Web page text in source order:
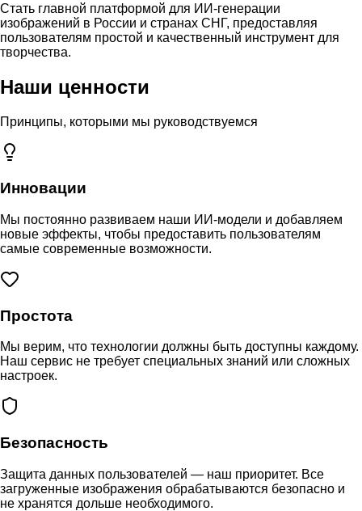
Стать главной платформой для ИИ-генерации
изображений в России и странах СНГ, предоставляя
пользователям простой и качественный инструмент для
творчества.
Наши ценности
Принципы, которыми мы руководствуемся
Инновации
Мы постоянно развиваем наши ИИ-модели и добавляем
новые эффекты, чтобы предоставить пользователям
самые современные возможности.
Простота
Мы верим, что технологии должны быть доступны каждому.
Наш сервис не требует специальных знаний или сложных
настроек.
Безопасность
Защита данных пользователей — наш приоритет. Все
загруженные изображения обрабатываются безопасно и
не хранятся дольше необходимого.